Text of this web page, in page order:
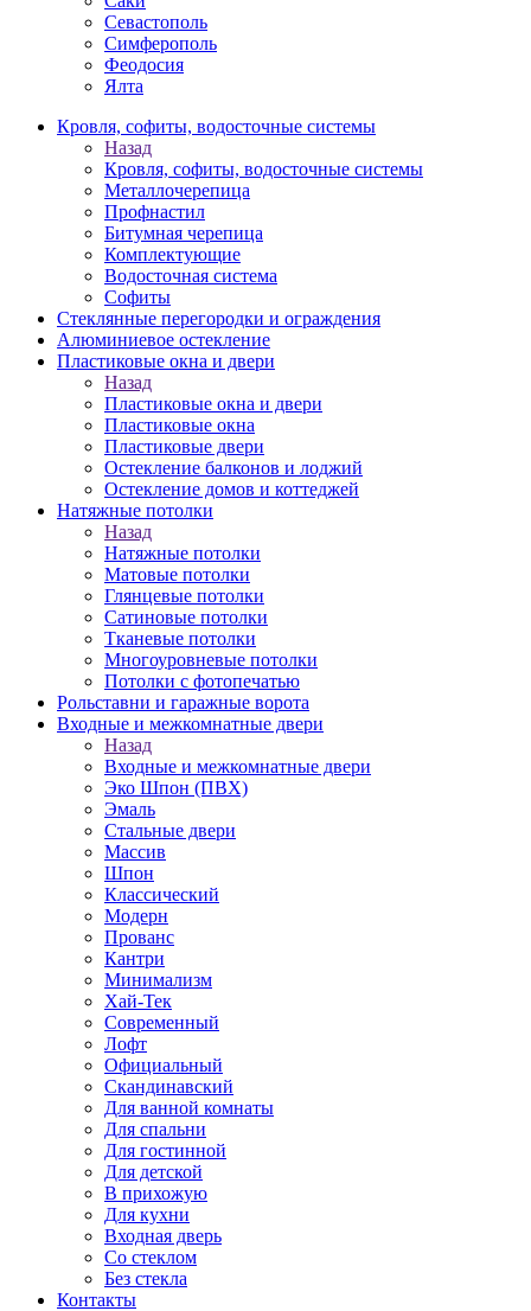
Севастополь
Симферополь
Феодосия
Ялта
Кровля, софиты, водосточные системы
Назад
Кровля, софиты, водосточные системы
Металлочерепица
Профнастил
Битумная черепица
Комплектующие
Водосточная система
Софиты
Стеклянные перегородки и ограждения
Алюминиевое остекление
Пластиковые окна и двери
Назад
Пластиковые окна и двери
Пластиковые окна
Пластиковые двери
Остекление балконов и лоджий
Остекление домов и коттеджей
Натяжные потолки
Назад
Натяжные потолки
Матовые потолки
Глянцевые потолки
Сатиновые потолки
Тканевые потолки
Многоуровневые потолки
Потолки с фотопечатью
Рольставни и гаражные ворота
Входные и межкомнатные двери
Назад
Входные и межкомнатные двери
Эко Шпон (ПВХ)
Эмаль
Стальные двери
Массив
Шпон
Классический
Модерн
Прованс
Кантри
Минимализм
Хай-Тек
Современный
Лофт
Официальный
Скандинавский
Для ванной комнаты
Для спальни
Для гостинной
Для детской
В прихожую
Для кухни
Входная дверь
Со стеклом
Без стекла
Контакты